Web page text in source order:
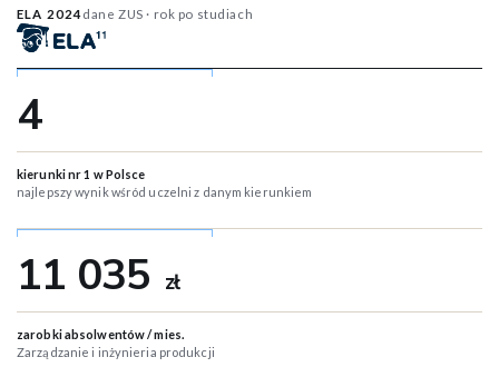
ELA 2024dane ZUS · rok po studiach
4
kierunki nr 1 w Polsce
najlepszy wynik wśród uczelni z danym kierunkiem
11 035 zł
zarobki absolwentów / mies.
Zarządzanie i inżynieria produkcji